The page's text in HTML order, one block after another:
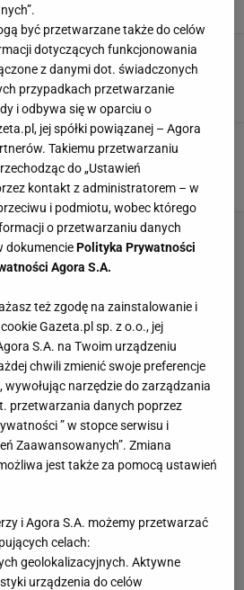
Open'erze. Wściekli uczestnicy
organizację. "Absolutna katastrofa"
6 LIPCA 2025, 15:09
Open'era. Widzowie mocno
koncertem Loli Young
3 LIPCA 2025, 20:01
być przetwarzane także do celów
dotyczących funkcjonowania
z danymi dot. świadczonych
przypadkach przetwarzanie
i odbywa się w oparciu o
jej spółki powiązanej – Agora
Takiemu przetwarzaniu
do „Ustawień
kontakt z administratorem – w
i podmiotu, wobec którego
o przetwarzaniu danych
dokumenciePolityka Prywatności
Agora S.A.
też zgodę na zainstalowanie i
Gazeta.pl sp. z o.o., jej
S.A. na Twoim urządzeniu
chwili zmienić swoje preferencje
narzędzie do zarządzania
przetwarzania danych poprzez
” w stopce serwisu i
Zaawansowanych”. Zmiana
jest także za pomocą ustawień
i Agora S.A. możemy przetwarzać
celach:
geolokalizacyjnych. Aktywne
urządzenia do celów